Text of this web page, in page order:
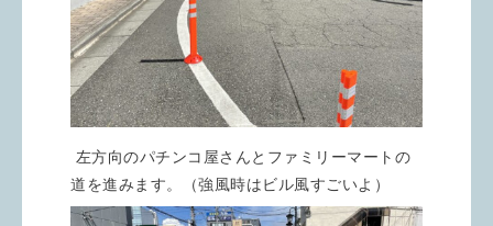
左方向のパチンコ屋さんとファミリーマートの
道を進みます。（強風時はビル風すごいよ）